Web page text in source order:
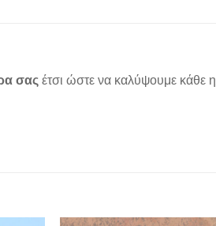
σας έτσι ώστε να καλύψουμε κάθε